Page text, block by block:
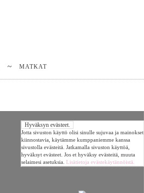
MATKAT
Jotta sivuston käyttö olisi sinulle sujuvaa ja mainokset
kiinnostavia, käytämme kumppaniemme kanssa
sivustolla evästeitä. Jatkamalla sivuston käyttöä,
hyväksyt evästeet. Jos et hyväksy evästeitä, muuta
selaimesi asetuksia. Lisätietoja evästekäytännöistä.